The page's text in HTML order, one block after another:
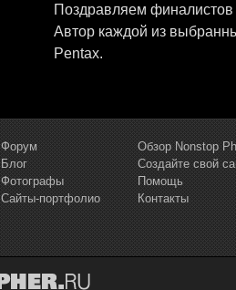
Поздравляем финалистов
Автор каждой из
Pentax.
Форум
Блог
Фотографы
Сайты-портфолио
Обзор Nonstop
Создайте свой
Помощь
Контакты